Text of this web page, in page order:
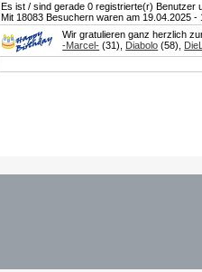
Es ist / sind gerade 0 registrierte(r)
Mit 18083 Besuchern waren am 19.04.2025 -
Wir gratulieren ganz herzlich
-Marcel- (31), Diabolo (58),